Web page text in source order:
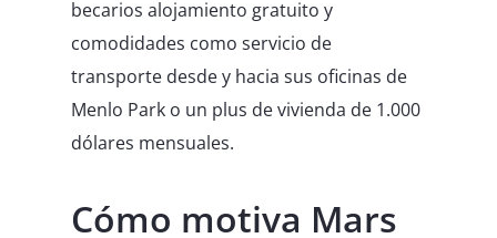
becarios alojamiento gratuito y
comodidades como servicio de
transporte desde y hacia sus oficinas de
Menlo Park o un plus de vivienda de 1.000
dólares mensuales.
Cómo motiva Mars